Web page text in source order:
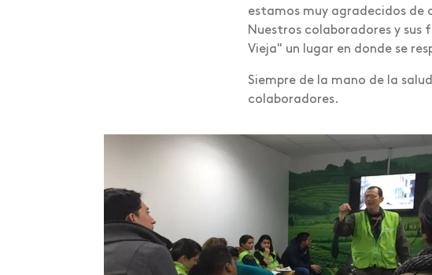
estamos muy agradecidos
Nuestros colaboradores y sus
Vieja" un lugar en donde se
Siempre de la mano de la
colaboradores.